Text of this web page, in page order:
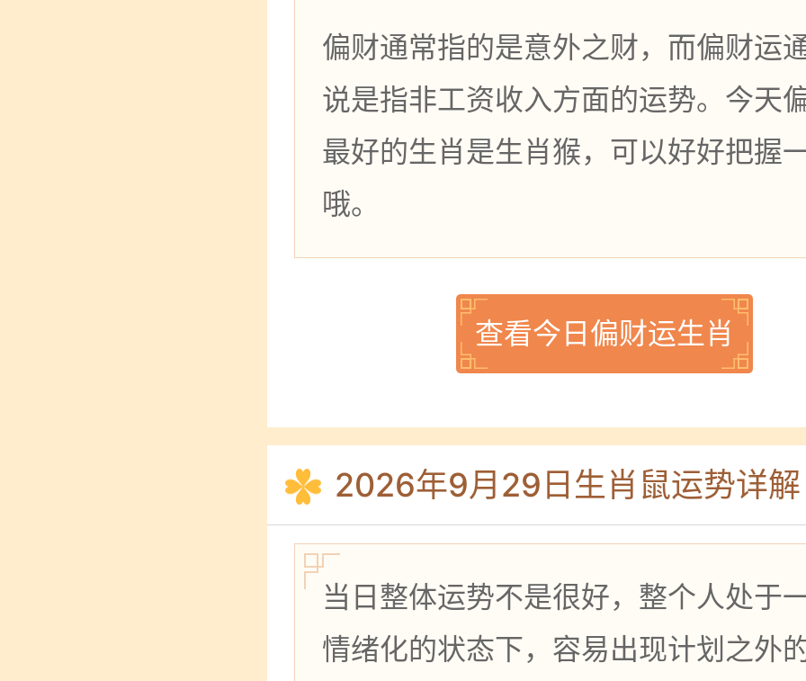
偏财通常指的是意外之财，而偏财运
说是指非工资收入方面的运势。今天
最好的生肖是生肖猴，可以好好把握
哦。
查看今日偏财运生肖
2026年9月29日生肖鼠运势详解
当日整体运势不是很好，整个人处于
情绪化的状态下，容易出现计划之外